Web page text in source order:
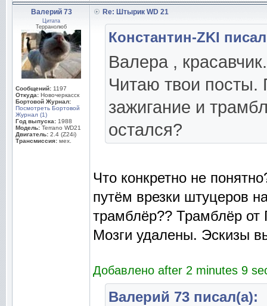
Валерий 73
Цитата
Терранолюб
Сообщений: 1197
Откуда: Новочеркасск
Бортовой Журнал:
Посмотреть Бортовой
Журнал (1)
Год выпуска: 1988
Модель: Terrano WD21
Двигатель: 2.4 (Z24i)
Трансмиссия: мех.
Re: Штырик WD 21
Константин-ZKI
Валера , красавчик.
Читаю твои посты.
зажигание и
остался?
Что конкретно не
путём врезки штуцеров
трамблёр?? Трамблёр от
Мозги удалены. Эскизы
Добавлено after 2 minutes 9
Валерий 73 писал(а):